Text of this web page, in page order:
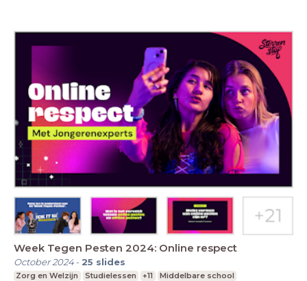
Week Tegen Pesten 2024: Online respect
October 2024- 25 slides
Zorg en Welzijn Studielessen +11
Middelbare school